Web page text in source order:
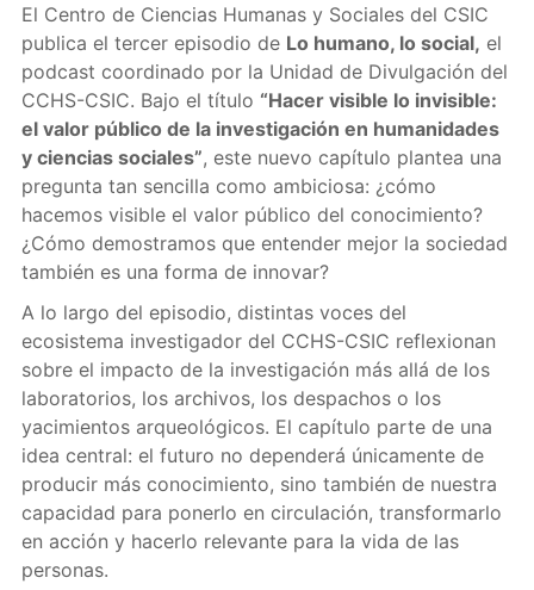
El Centro de Ciencias Humanas y Sociales del CSIC
publica el tercer episodio de Lo humano, lo social, el
podcast coordinado por la Unidad de Divulgación del
CCHS-CSIC. Bajo el título “Hacer visible lo invisible:
el valor público de la investigación en humanidades
y ciencias sociales”, este nuevo capítulo plantea una
pregunta tan sencilla como ambiciosa: ¿cómo
hacemos visible el valor público del conocimiento?
¿Cómo demostramos que entender mejor la sociedad
también es una forma de innovar?
A lo largo del episodio, distintas voces del
ecosistema investigador del CCHS-CSIC reflexionan
sobre el impacto de la investigación más allá de los
laboratorios, los archivos, los despachos o los
yacimientos arqueológicos. El capítulo parte de una
idea central: el futuro no dependerá únicamente de
producir más conocimiento, sino también de nuestra
capacidad para ponerlo en circulación, transformarlo
en acción y hacerlo relevante para la vida de las
personas.